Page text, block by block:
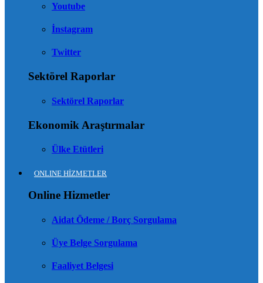
Youtube
İnstagram
Twitter
Sektörel Raporlar
Sektörel Raporlar
Ekonomik Araştırmalar
Ülke Etütleri
ONLINE HİZMETLER
Online Hizmetler
Aidat Ödeme / Borç Sorgulama
Üye Belge Sorgulama
Faaliyet Belgesi